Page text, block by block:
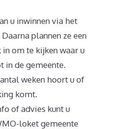
u inwinnen via het
plannen ze een
om te kijken waar u
in de gemeente.
weken hoort u of
komt.
of advies kunt u
loket gemeente